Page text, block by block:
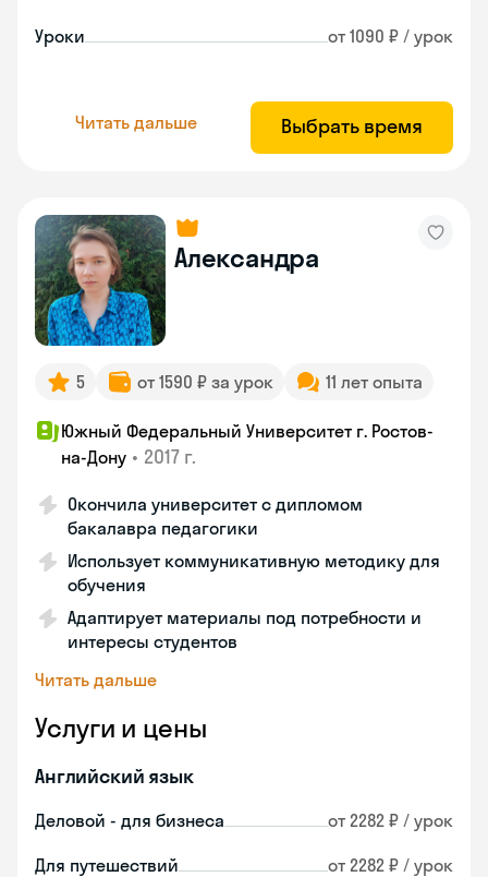
Уроки от 1090 ₽ / урок
Читать дальше Выбрать время
Александра
5 от 1590 ₽ за урок 11 лет опыта
Южный Федеральный Университет г. Ростов-
на-Дону • 2017 г.
Окончила университет с дипломом
бакалавра педагогики
Использует коммуникативную методику для
обучения
Адаптирует материалы под потребности и
интересы студентов
Читать дальше
Услуги и цены
Английский язык
Деловой - для бизнеса от 2282 ₽ / урок
Для путешествий от 2282 ₽ / урок